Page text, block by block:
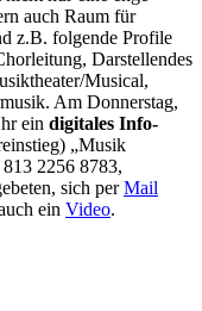
auch Raum für
z.B. folgende Profile
Darstellendes
Musical,
Am Donnerstag,
ein digitales Info-
„Musik
2256 8783,
sich perMail
ein Video.